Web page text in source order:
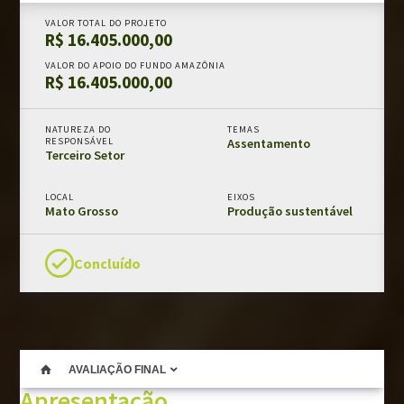
Chamadas públicas
Documentos de suporte
MONITORAMENTO E AVALIAÇÃO
Resultados e impactos
Salvaguardas de REDD+
Avaliações externas
Fundo Amazônia e os ODS
Modelos e guias
Manual da marca
VALOR TOTAL DO PROJETO
R$ 16.405.000,00
VALOR DO APOIO DO FUNDO AMAZÔNIA
R$ 16.405.000,00
NATUREZA DO
RESPONSÁVEL
Terceiro Setor
TEMAS
Assentamento
LOCAL
Mato Grosso
EIXOS
Produção sustentável
Concluído
AVALIAÇÃO FINAL